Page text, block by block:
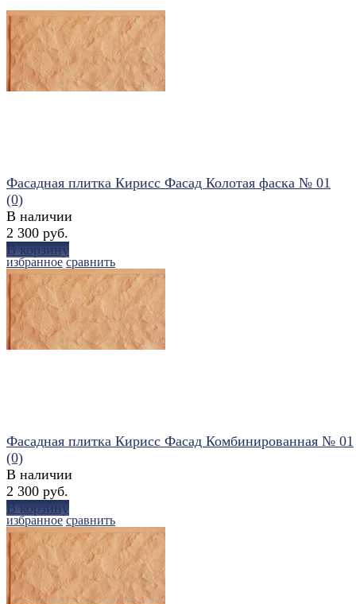
избранное сравнить
Фасадная плитка Кирисс Фасад Колотая фаска № 01
(0)
В наличии
2 300 руб.
В корзину
избранное сравнить
Фасадная плитка Кирисс Фасад Комбинированная № 01
(0)
В наличии
2 300 руб.
В корзину